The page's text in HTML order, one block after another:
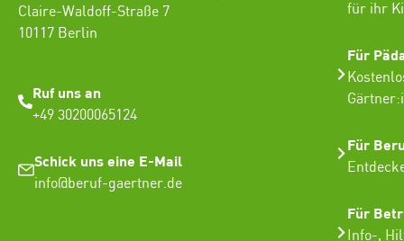
Claire-Waldoff-Straße 7
10117 Berlin
Ruf uns an
+49 30200065124
Schick uns eine E-Mail
info@beruf-gaertner.de
für ihr
Für
Für
Für
Info-,